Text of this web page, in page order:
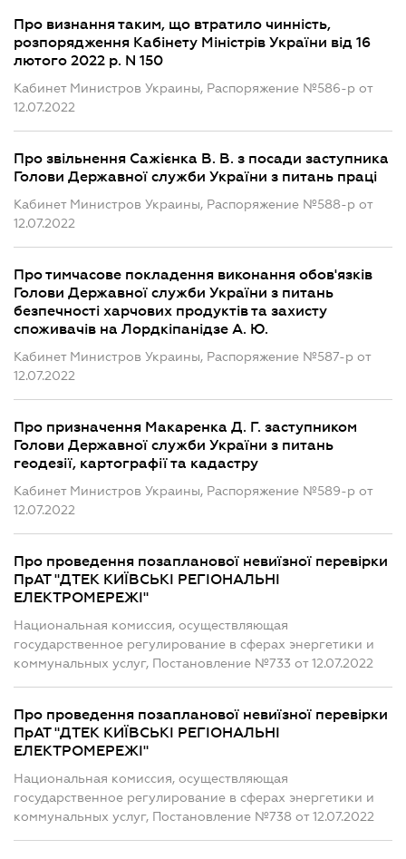
Про визнання таким, що втратило чинність,
розпорядження Кабінету Міністрів України від 16
лютого 2022 р. N 150
Кабинет Министров Украины, Распоряжение №586-р от
12.07.2022
Про звільнення Сажієнка В. В. з посади заступника
Голови Державної служби України з питань праці
Кабинет Министров Украины, Распоряжение №588-р от
12.07.2022
Про тимчасове покладення виконання обов'язків
Голови Державної служби України з питань
безпечності харчових продуктів та захисту
споживачів на Лордкіпанідзе А. Ю.
Кабинет Министров Украины, Распоряжение №587-р от
12.07.2022
Про призначення Макаренка Д. Г. заступником
Голови Державної служби України з питань
геодезії, картографії та кадастру
Кабинет Министров Украины, Распоряжение №589-р от
12.07.2022
Про проведення позапланової невиїзної перевірки
ПрАТ "ДТЕК КИЇВСЬКІ РЕГІОНАЛЬНІ
ЕЛЕКТРОМЕРЕЖІ"
Национальная комиссия, осуществляющая
государственное регулирование в сферах энергетики и
коммунальных услуг, Постановление №733 от 12.07.2022
Про проведення позапланової невиїзної перевірки
ПрАТ "ДТЕК КИЇВСЬКІ РЕГІОНАЛЬНІ
ЕЛЕКТРОМЕРЕЖІ"
Национальная комиссия, осуществляющая
государственное регулирование в сферах энергетики и
коммунальных услуг, Постановление №738 от 12.07.2022